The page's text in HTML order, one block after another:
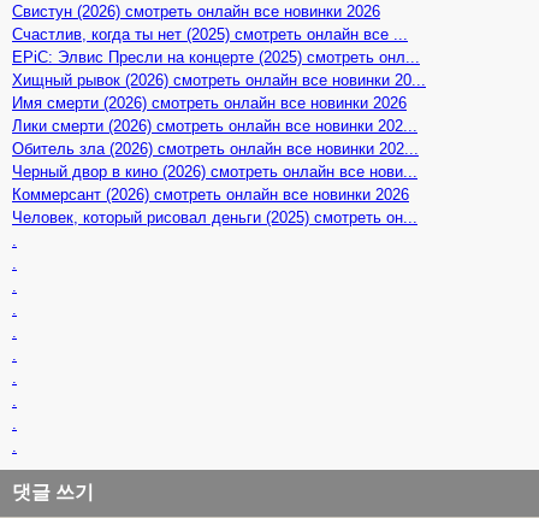
Свистун (2026) смотреть онлайн все новинки 2026
Счастлив, когда ты нет (2025) смотреть онлайн все ...
EPiC: Элвис Пресли на концерте (2025) смотреть онл...
Хищный рывок (2026) смотреть онлайн все новинки 20...
Имя смерти (2026) смотреть онлайн все новинки 2026
Лики смерти (2026) смотреть онлайн все новинки 202...
Обитель зла (2026) смотреть онлайн все новинки 202...
Черный двор в кино (2026) смотреть онлайн все нови...
Коммерсант (2026) смотреть онлайн все новинки 2026
Человек, который рисовал деньги (2025) смотреть он...
댓글 쓰기